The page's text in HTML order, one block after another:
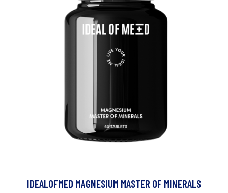
IDEALOFMED MAGNESIUM MASTER OF MINERALS